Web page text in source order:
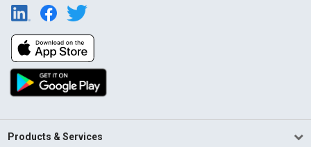
Products & Services